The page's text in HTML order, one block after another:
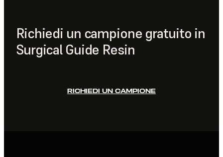
Richiedi un campione gratuito in
Surgical Guide Resin
RICHIEDI UN CAMPIONE